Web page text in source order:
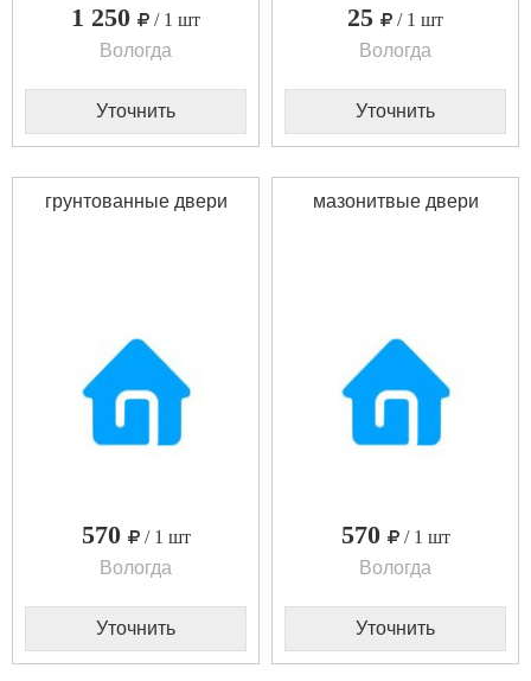
1 250
/ 1 шт
Вологда
Уточнить
25
/ 1 шт
Вологда
Уточнить
грунтованные двери
570
/ 1 шт
Вологда
Уточнить
мазонитвые двери
570
/ 1 шт
Вологда
Уточнить